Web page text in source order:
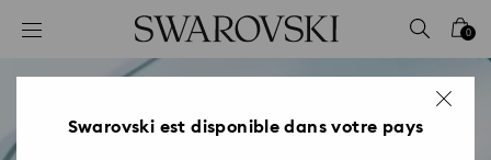
Accesskeys list
2 - Footer
0
Swarovski est disponible dans votre pays